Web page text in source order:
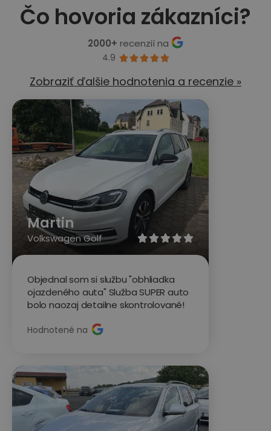
Čo hovoria zákazníci?
2000+ recenzií na
4.9 
Zobraziť ďalšie hodnotenia a recenzie »

Martin
Volkswagen Golf
Objednal som si službu "obhliadka
ojazdeného auta" Služba SUPER auto
bolo naozaj detailne skontrolované!
Hodnotené na